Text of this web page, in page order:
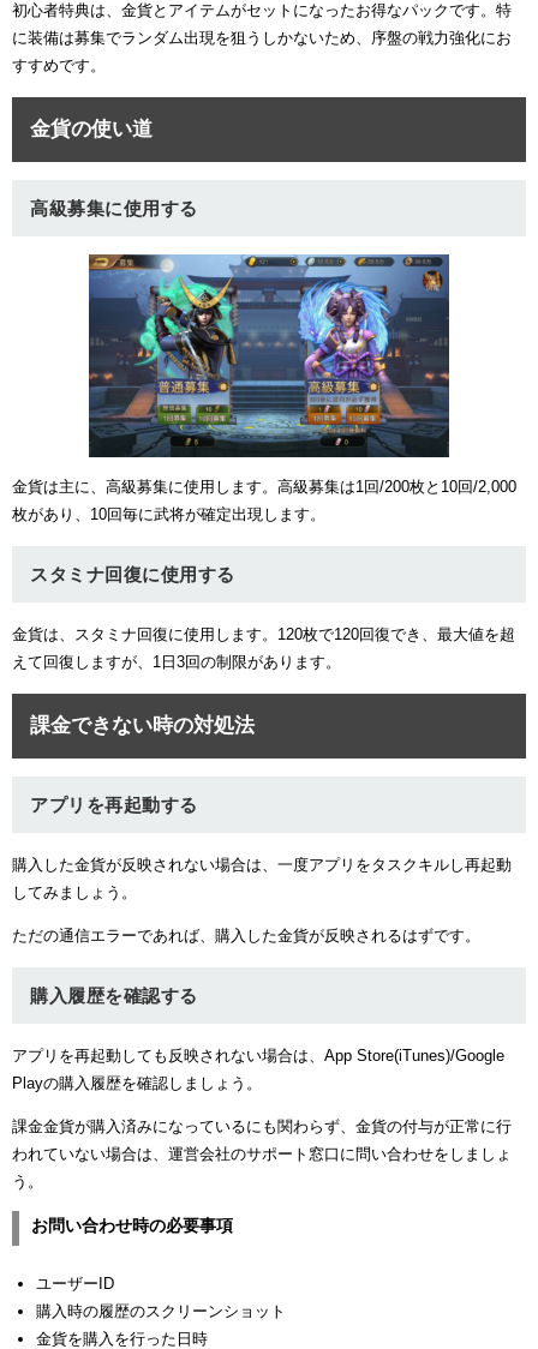
初心者特典は、金貨とアイテムがセットになったお得なパックです。特
に装備は募集でランダム出現を狙うしかないため、序盤の戦力強化にお
すすめです。
金貨の使い道
高級募集に使用する
金貨は主に、高級募集に使用します。高級募集は1回/200枚と10回/2,000
枚があり、10回毎に武将が確定出現します。
スタミナ回復に使用する
金貨は、スタミナ回復に使用します。120枚で120回復でき、最大値を超
えて回復しますが、1日3回の制限があります。
課金できない時の対処法
アプリを再起動する
購入した金貨が反映されない場合は、一度アプリをタスクキルし再起動
してみましょう。
ただの通信エラーであれば、購入した金貨が反映されるはずです。
購入履歴を確認する
アプリを再起動しても反映されない場合は、App Store(iTunes)/Google
Playの購入履歴を確認しましょう。
課金金貨が購入済みになっているにも関わらず、金貨の付与が正常に行
われていない場合は、運営会社のサポート窓口に問い合わせをしましょ
う。
お問い合わせ時の必要事項
ユーザーID
購入時の履歴のスクリーンショット
金貨を購入を行った日時